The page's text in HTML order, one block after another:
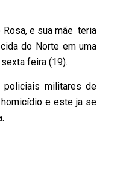
Rosa, e sua mãe teria
do Norte em uma
feira (19).
policiais militares de
e este ja se
.